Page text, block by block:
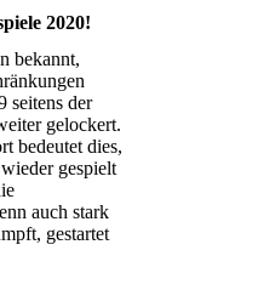
2020!
bekannt,
seitens der
gelockert.
bedeutet dies,
gespielt
auch stark
gestartet